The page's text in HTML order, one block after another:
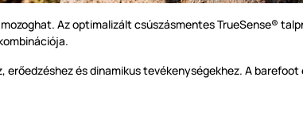
Az optimalizált csúszásmentes TrueSense®
erőedzéshez és dinamikus tevékenységekhez. A